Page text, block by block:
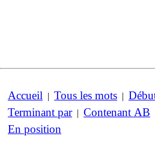
Accueil | Tous les mots |
Terminant par| Contenant AB
En position